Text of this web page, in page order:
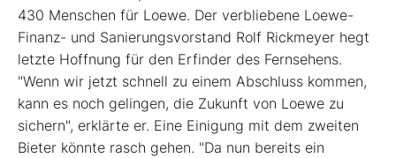
430 Menschen für Loewe. Der verbliebene Loewe-
Finanz- und Sanierungsvorstand Rolf Rickmeyer hegt
letzte Hoffnung für den Erfinder des Fernsehens.
"Wenn wir jetzt schnell zu einem Abschluss kommen,
kann es noch gelingen, die Zukunft von Loewe zu
sichern", erklärte er. Eine Einigung mit dem zweiten
Bieter könnte rasch gehen. "Da nun bereits ein